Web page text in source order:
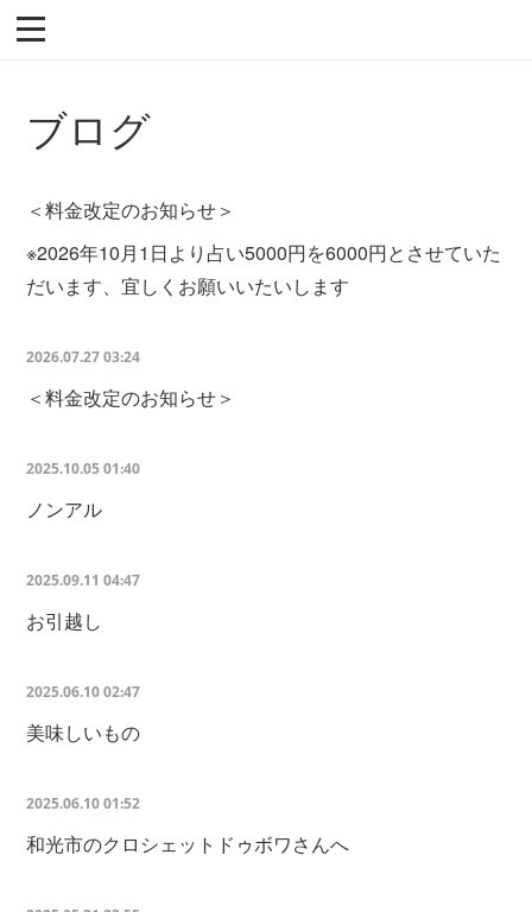
ブログ
＜料金改定のお知らせ＞
※2026年10月1日より占い5000円を6000円とさせていた
だいます、宜しくお願いいたいします
2026.07.27 03:24
＜料金改定のお知らせ＞
2025.10.05 01:40
ノンアル
2025.09.11 04:47
お引越し
2025.06.10 02:47
美味しいもの
2025.06.10 01:52
和光市のクロシェットドゥボワさんへ